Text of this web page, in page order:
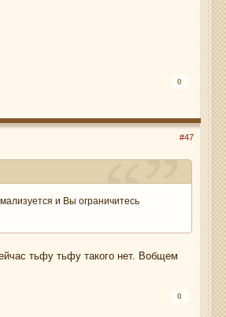
0
#47
и Вы ограничитесь
тьфу тьфу такого нет. Вобщем
0